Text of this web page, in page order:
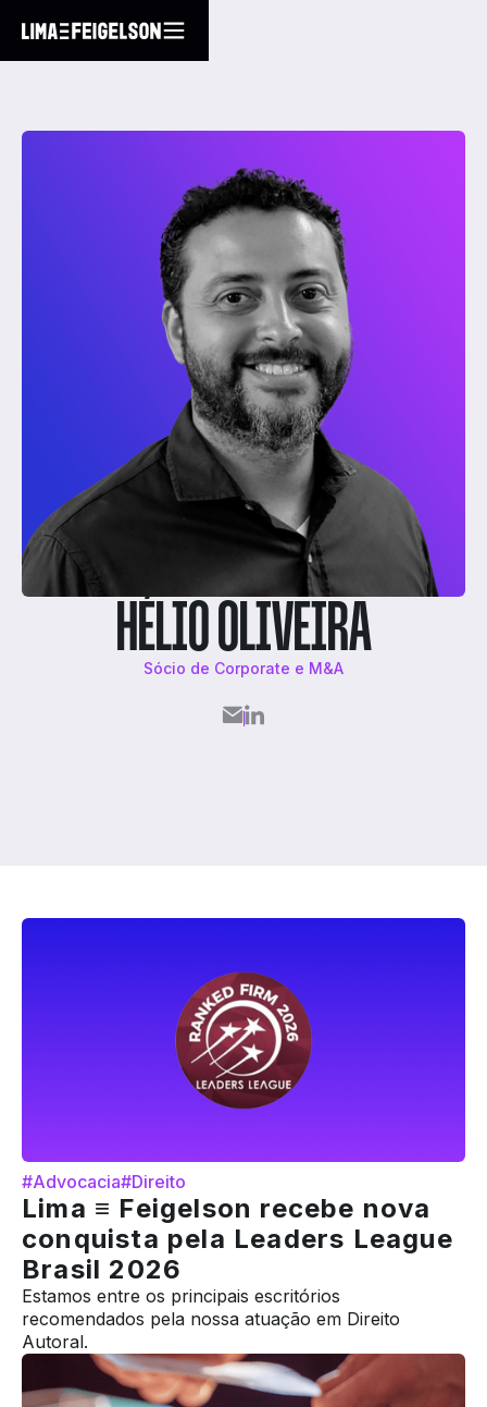
HÉLIO OLIVEIRA
Sócio de Corporate e M&A
#Advocacia#Direito
Lima ≡ Feigelson recebe nova
conquista pela Leaders League
Brasil 2026
Estamos entre os principais escritórios
recomendados pela nossa atuação em Direito
Autoral.